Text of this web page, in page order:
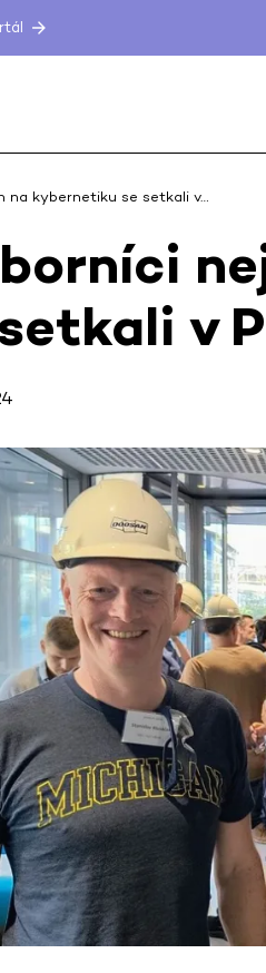
na kybernetiku se setkali v…
v